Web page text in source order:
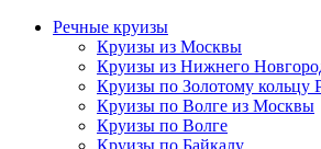
Речные круизы
Круизы из Москвы
Круизы из Нижнего
Круизы по Золотому кольцу
Круизы по Волге из Москвы
Круизы по Волге
Круизы по Байкалу